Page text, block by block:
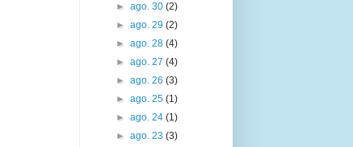
► ago. 30 (2)
► ago. 29 (2)
► ago. 28 (4)
► ago. 27 (4)
► ago. 26 (3)
► ago. 25 (1)
► ago. 24 (1)
► ago. 23 (3)